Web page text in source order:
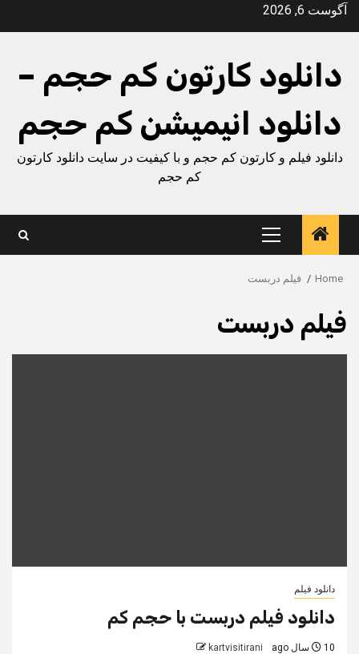
Skipآگوست 6, 2026
دانلود کارتون کم حجم –
دانلود انیمیشن کم حجم
دانلود فیلم و کارتون کم حجم و با کیفیت در سایت دانلود کارتون
کم حجم
Primary
Menu
Home فیلم دربست
فیلم دربست
دانلود فیلم
دانلود فیلم دربست با حجم کم
10 سال ago kartvisitirani